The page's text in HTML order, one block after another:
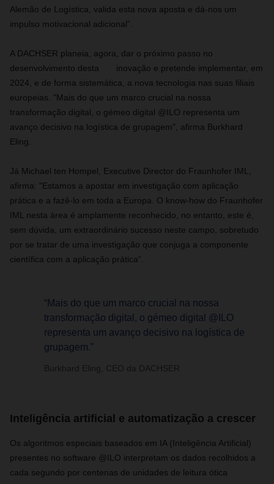
Alemão de Logística, valida esta nova aposta e dá-nos um
impulso motivacional adicional”.
A DACHSER planeia, agora, dar o próximo passo no
desenvolvimento desta inovação e pretende implementar, em
2024, e de forma sistemática, a nova tecnologia nas suas filiais
europeias. "Mais do que um marco crucial na nossa
transformação digital, o gémeo digital @ILO representa um
avanço decisivo na logística de grupagem", afirma Burkhard
Eling.
Já Michael ten Hompel, Executive Director do Fraunhofer IML,
afirma: "Estamos a apostar em investigação com aplicação
prática e a fazê-lo em toda a Europa. O know-how do Fraunhofer
IML nesta área é amplamente reconhecido, no entanto, este é,
sem dúvida, um extraordinário sucesso neste campo, sobretudo
por se tratar de uma investigação que conjuga a componente
científica com a aplicação prática”.
“Mais do que um marco crucial na nossa
transformação digital, o gémeo digital @ILO
representa um avanço decisivo na logística de
grupagem.”
Burkhard Eling, CEO da DACHSER
Inteligência artificial e automatização a crescer
Os algoritmos especiais baseados em IA (Inteligência Artificial)
presentes no software @ILO interpretam os dados recolhidos a
cada segundo por centenas de unidades de leitura ótica